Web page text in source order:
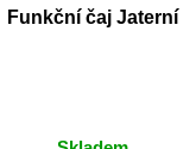
Funkční čaj Jaterní